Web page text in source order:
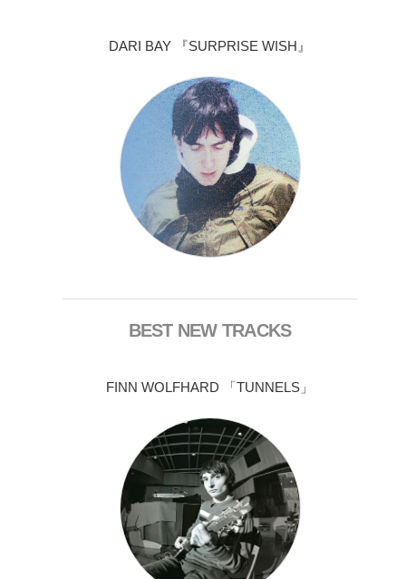
DARI BAY 『SURPRISE WISH』
BEST NEW TRACKS
FINN WOLFHARD 「TUNNELS」